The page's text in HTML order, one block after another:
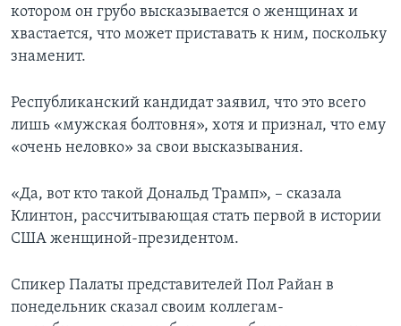
котором он грубо высказывается о женщинах и
хвастается, что может приставать к ним, поскольку
знаменит.
Республиканский кандидат заявил, что это всего
лишь «мужская болтовня», хотя и признал, что ему
«очень неловко» за свои высказывания.
«Да, вот кто такой Дональд Трамп», – сказала
Клинтон, рассчитывающая стать первой в истории
США женщиной-президентом.
Спикер Палаты представителей Пол Райан в
понедельник сказал своим коллегам-